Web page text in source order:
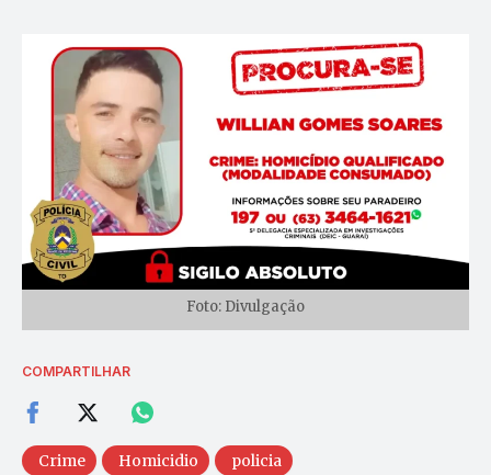
Foto: Divulgação
COMPARTILHAR
Crime Homicidio policia